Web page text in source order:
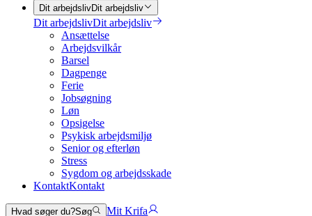
Dit arbejdslivDit arbejdsliv
Dit arbejdslivDit arbejdsliv
Ansættelse
Arbejdsvilkår
Barsel
Dagpenge
Ferie
Jobsøgning
Løn
Opsigelse
Psykisk arbejdsmiljø
Senior og efterløn
Stress
Sygdom og arbejdsskade
KontaktKontakt
Hvad søger du?Søg
Mit Krifa